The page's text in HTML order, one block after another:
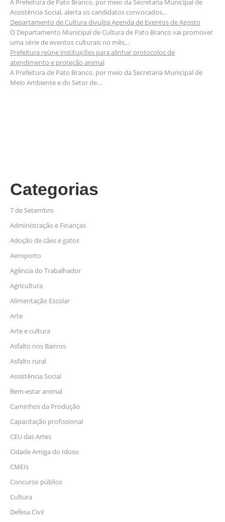
A Prefeitura de Pato Branco, por meio da Secretaria Municipal de
Assistência Social, alerta os candidatos convocados…
Departamento de Cultura divulga Agenda de Eventos de Agosto
O Departamento Municipal de Cultura de Pato Branco vai promover
uma série de eventos culturais no mês…
Prefeitura reúne instituições para alinhar protocolos de
atendimento e proteção animal
A Prefeitura de Pato Branco, por meio da Secretaria Municipal de
Meio Ambiente e do Setor de…
Categorias
7 de Setembro
Administração e Finanças
Adoção de cães e gatos
Aeroporto
Agência do Trabalhador
Agricultura
Alimentação Escolar
Arte
Arte e cultura
Asfalto nos Bairros
Asfalto rural
Assistência Social
Bem-estar animal
Caminhos da Produção
Capacitação profissional
CEU das Artes
Cidade Amiga do Idoso
CMEIs
Concurso público
Cultura
Defesa Civil